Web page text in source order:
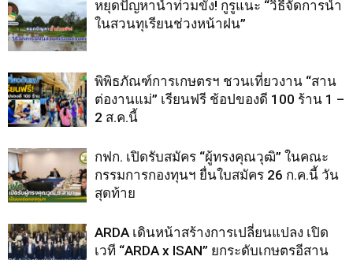
หยุดปัญหาน้ำท่วมขัง! กูรูแนะ “วิธีจัดการน้ำ
ในสวนทุเรียนช่วงหน้าฝน”
พิพิธภัณฑ์การเกษตรฯ ชวนเที่ยวงาน “สาน
ต่องานแม่” เรียนฟรี ช้อปของดี 100 ร้าน 1 –
2 ส.ค.นี้
กฟก. เปิดรับสมัคร “ผู้ทรงคุณวุฒิ” ในคณะ
กรรมการกองทุนฯ ยื่นใบสมัคร 26 ก.ค.นี้ วัน
สุดท้าย
ARDA เดินหน้าสร้างการเปลี่ยนแปลง เปิด
เวที “ARDA x ISAN” ยกระดับเกษตรอีสาน